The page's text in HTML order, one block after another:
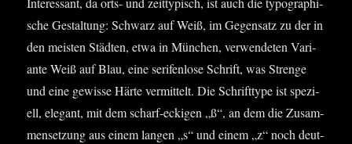
sche Gestal­tung: Schwarz auf Weiß, im Gegen­satz zu der in
den meis­ten Städ­ten, etwa in Mün­chen, ver­wen­de­ten Vari­
an­te Weiß auf Blau, eine seri­fen­lo­se Schrift, was Stren­ge
und eine gewis­se Här­te ver­mit­telt. Die Schrift­ty­pe ist spe­zi­
ell, ele­gant, mit dem scharf-ecki­gen „ß“, an dem die Zusam­
men­set­zung aus einem lan­gen „s“ und einem „z“ noch deut­